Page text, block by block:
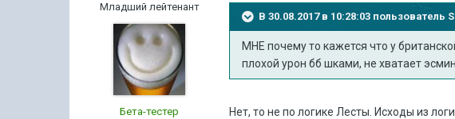
Младший лейтенант
Бета-тестер
В 30.08.2017 в 10:28:03 пользователь
МНЕ почему то кажется что у
плохой урон бб шками, не хватает
Нет, то не по логике Лесты. Исходы из